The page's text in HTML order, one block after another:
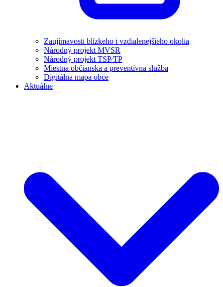
Zaujímavosti blízkeho i vzdialenejšieho okolia
Národný projekt MVSR
Národný projekt TSP⁄TP
Miestna občianska a preventívna služba
Digitálna mapa obce
Aktuálne